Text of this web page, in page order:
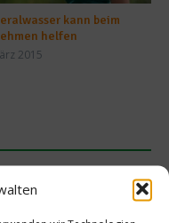
kann beim
helfen
2015